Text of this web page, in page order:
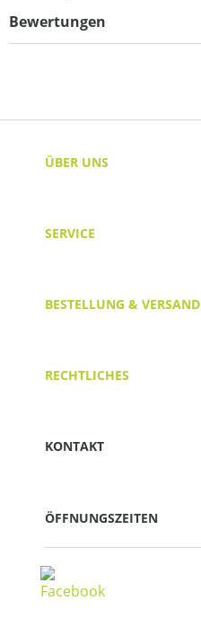
Bewertungen
ÜBER UNS
SERVICE
BESTELLUNG & VERSAND
RECHTLICHES
KONTAKT
ÖFFNUNGSZEITEN